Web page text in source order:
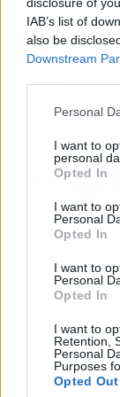
IAB’s list of
also be
Downstream
Personal
I want to
personal
Opted In
I want to
Personal
Opted In
I want to
Personal
Opted In
I want to
Retention,
Personal
Purposes
Opted Out
Artículo anterior
de
dinero